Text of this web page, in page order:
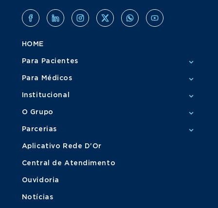
HOME
Para Pacientes
Para Médicos
Institucional
O Grupo
Parcerias
Aplicativo Rede D'Or
Central de Atendimento
Ouvidoria
Notícias